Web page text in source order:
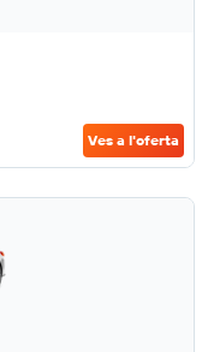
Ves a l'oferta